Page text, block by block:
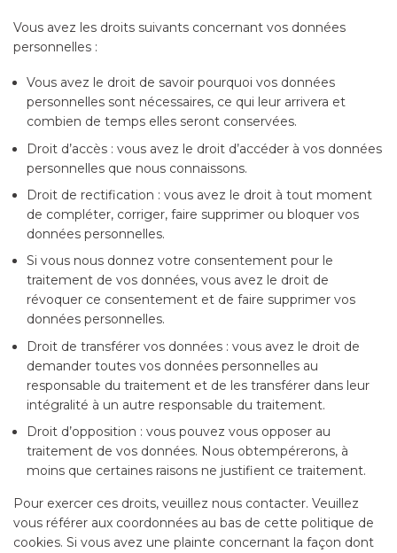
Vous avez les droits suivants concernant vos données
personnelles :
Vous avez le droit de savoir pourquoi vos données
personnelles sont nécessaires, ce qui leur arrivera et
combien de temps elles seront conservées.
Droit d’accès : vous avez le droit d’accéder à vos données
personnelles que nous connaissons.
Droit de rectification : vous avez le droit à tout moment
de compléter, corriger, faire supprimer ou bloquer vos
données personnelles.
Si vous nous donnez votre consentement pour le
traitement de vos données, vous avez le droit de
révoquer ce consentement et de faire supprimer vos
données personnelles.
Droit de transférer vos données : vous avez le droit de
demander toutes vos données personnelles au
responsable du traitement et de les transférer dans leur
intégralité à un autre responsable du traitement.
Droit d’opposition : vous pouvez vous opposer au
traitement de vos données. Nous obtempérerons, à
moins que certaines raisons ne justifient ce traitement.
Pour exercer ces droits, veuillez nous contacter. Veuillez
vous référer aux coordonnées au bas de cette politique de
cookies. Si vous avez une plainte concernant la façon dont